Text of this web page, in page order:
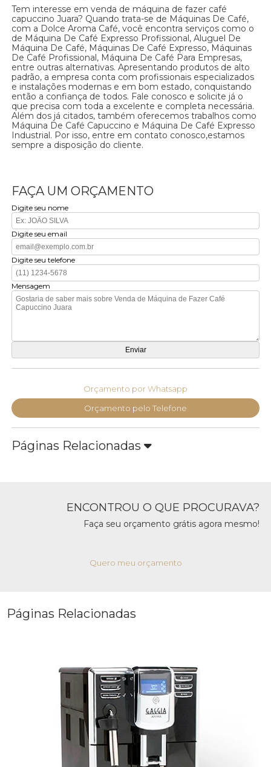
Tem interesse em venda de máquina de fazer café
capuccino Juara? Quando trata-se de Máquinas De Café,
com a Dolce Aroma Café, você encontra serviços como o
de Máquina De Café Expresso Profissional, Aluguel De
Máquina De Café, Máquinas De Café Expresso, Máquinas
De Café Profissional, Máquina De Café Para Empresas,
entre outras alternativas. Apresentando produtos de alto
padrão, a empresa conta com profissionais especializados
e instalações modernas e em bom estado, conquistando
então a confiança de todos. Fale conosco e solicite já o
que precisa com toda a excelente e completa necessária.
Além dos já citados, também oferecemos trabalhos como
Máquina De Café Capuccino e Máquina De Café Expresso
Industrial. Por isso, entre em contato conosco,estamos
sempre a disposição do cliente.
FAÇA UM ORÇAMENTO
Digite seu nome
Digite seu email
Digite seu telefone
Mensagem
Orçamento por Whatsapp
Orçamento pelo Telefone
Páginas Relacionadas
ENCONTROU O QUE PROCURAVA?
Faça seu orçamento grátis agora mesmo!
Quero meu orçamento
Páginas Relacionadas